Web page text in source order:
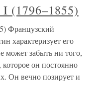
(1796–1855)
Французский
характеризует его
может забыть ни того,
он постоянно
Он вечно позирует и